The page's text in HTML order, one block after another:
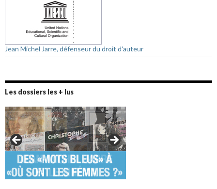
Jean Michel Jarre, défenseur du droit d'auteur
Les dossiers les + lus